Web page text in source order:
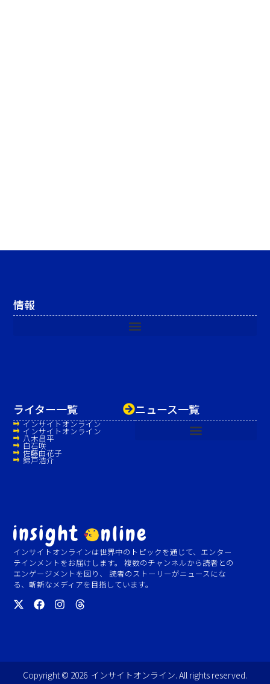
インサイトオンラインは世界中のトピックを通じて、エンター
テインメントをお届けします。 複数のチャンネルから読者との
エンゲージメントを図り、 読者のストーリーがニュースにな
る、斬新なメディアを目指しています。
ニュース一覧
ライター一覧
インサイトオンライン
インサイトオンライン
八木昌平
白石咲
佐藤由花子
錦戸浩介
情報
Copyright © 2026 インサイトオンライン. All rights reserved.